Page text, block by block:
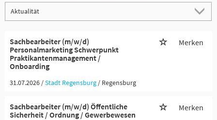
Sachbearbeiter (m/w/d)
Personalmarketing Schwerpunkt
Praktikantenmanagement /
Onboarding
Merken
31.07.2026 /Stadt Regensburg / Regensburg
Sachbearbeiter (m/w/d) Öffentliche
Sicherheit / Ordnung / Gewerbewesen
Merken